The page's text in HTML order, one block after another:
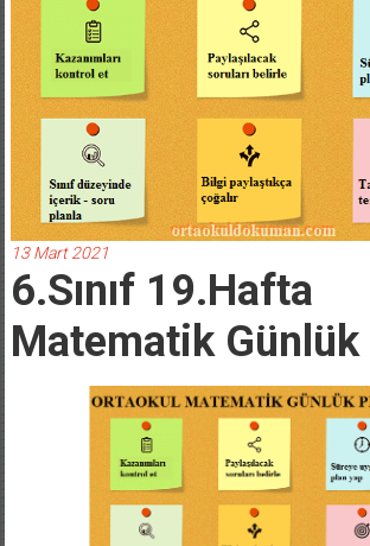
13 Mart 2021
6.Sınıf 19.Hafta
Matematik Günlük